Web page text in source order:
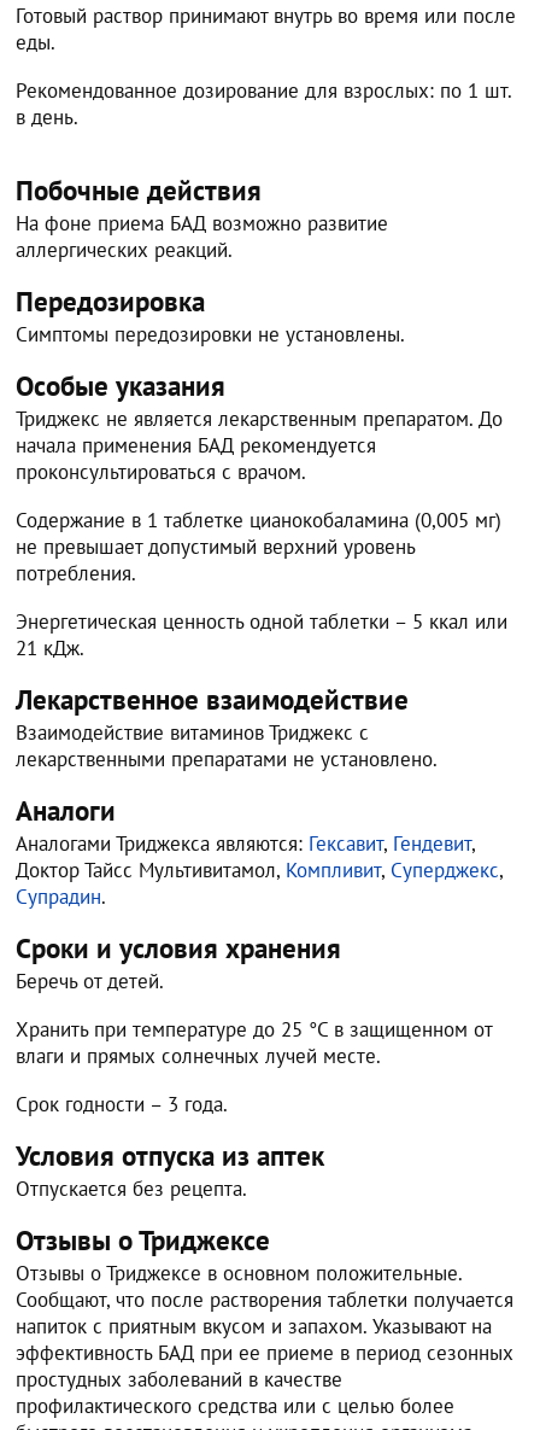
Готовый раствор принимают внутрь во время или после
еды.
Рекомендованное дозирование для взрослых: по 1 шт.
в день.
Побочные действия
На фоне приема БАД возможно развитие
аллергических реакций.
Передозировка
Симптомы передозировки не установлены.
Особые указания
Триджекс не является лекарственным препаратом. До
начала применения БАД рекомендуется
проконсультироваться с врачом.
Содержание в 1 таблетке цианокобаламина (0,005 мг)
не превышает допустимый верхний уровень
потребления.
Энергетическая ценность одной таблетки – 5 ккал или
21 кДж.
Лекарственное взаимодействие
Взаимодействие витаминов Триджекс с
лекарственными препаратами не установлено.
Аналоги
Аналогами Триджекса являются: Гексавит, Гендевит,
Доктор Тайсс Мультивитамол, Компливит, Суперджекс,
Супрадин.
Сроки и условия хранения
Беречь от детей.
Хранить при температуре до 25 °C в защищенном от
влаги и прямых солнечных лучей месте.
Срок годности – 3 года.
Условия отпуска из аптек
Отпускается без рецепта.
Отзывы о Триджексе
Отзывы о Триджексе в основном положительные.
Сообщают, что после растворения таблетки получается
напиток с приятным вкусом и запахом. Указывают на
эффективность БАД при ее приеме в период сезонных
простудных заболеваний в качестве
профилактического средства или с целью более